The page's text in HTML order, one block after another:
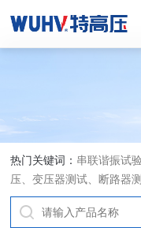
热门关键词： 串联谐振试
压、变压器测试、断路器